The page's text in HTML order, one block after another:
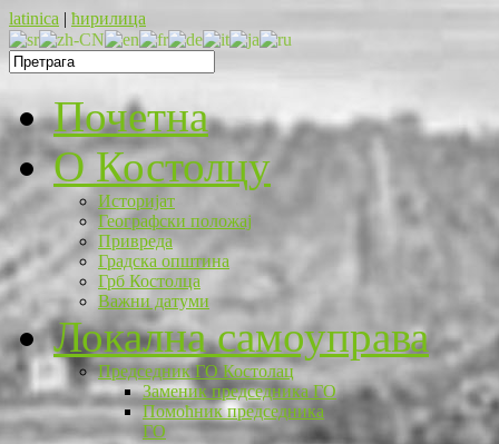
latinica | ћирилица
Почетна
O Костолцу
Историјат
Географски положај
Привреда
Градска општина
Грб Костолца
Важни датуми
Локална самоуправа
Председник ГО Костолац
Заменик председника ГО
Помоћник председника
ГО